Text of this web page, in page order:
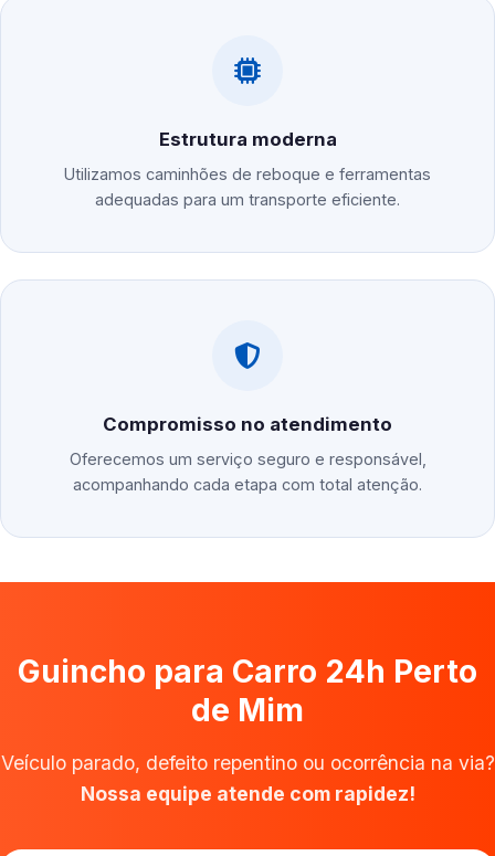
Estrutura moderna
Utilizamos caminhões de reboque e ferramentas
adequadas para um transporte eficiente.
Compromisso no atendimento
Oferecemos um serviço seguro e responsável,
acompanhando cada etapa com total atenção.
Guincho para Carro 24h Perto
de Mim
Veículo parado, defeito repentino ou ocorrência na via?
Nossa equipe atende com rapidez!